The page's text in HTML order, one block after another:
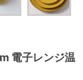
電子レンジ温